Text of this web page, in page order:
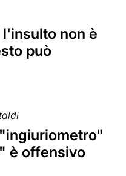
non è
può
è offensivo